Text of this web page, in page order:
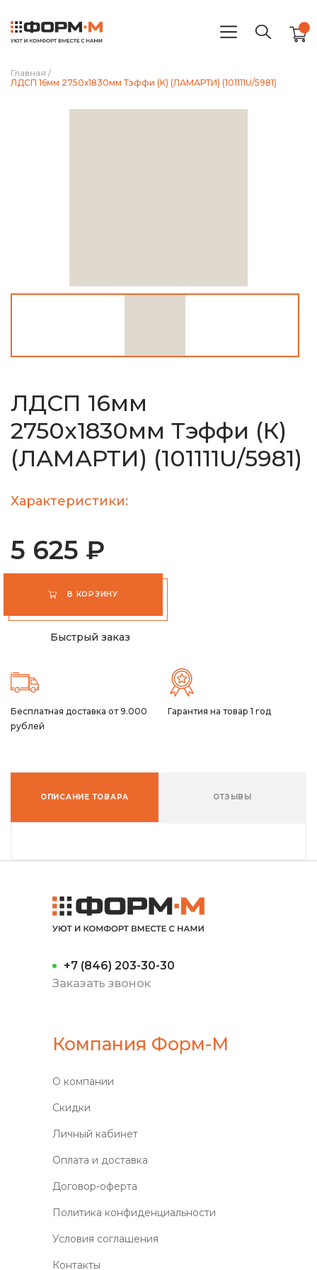
Главная /
ЛДСП 16мм 2750х1830мм Тэффи (К) (ЛАМАРТИ) (101111U/5981)
ЛДСП 16мм
2750х1830мм Тэффи (К)
(ЛАМАРТИ) (101111U/5981)
Характеристики:
5 625 ₽
В КОРЗИНУ
Быстрый заказ
Бесплатная доставка от 9.000
рублей
Гарантия на товар 1 год
ОПИСАНИЕ ТОВАРА ОТЗЫВЫ
+7 (846) 203-30-30
Заказать звонок
Компания Форм-М
О компании
Скидки
Личный кабинет
Оплата и доставка
Договор-оферта
Политика конфиденциальности
Условия соглашения
Контакты